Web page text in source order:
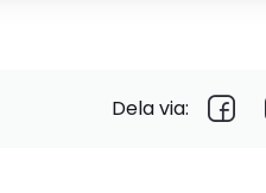
Dela via: